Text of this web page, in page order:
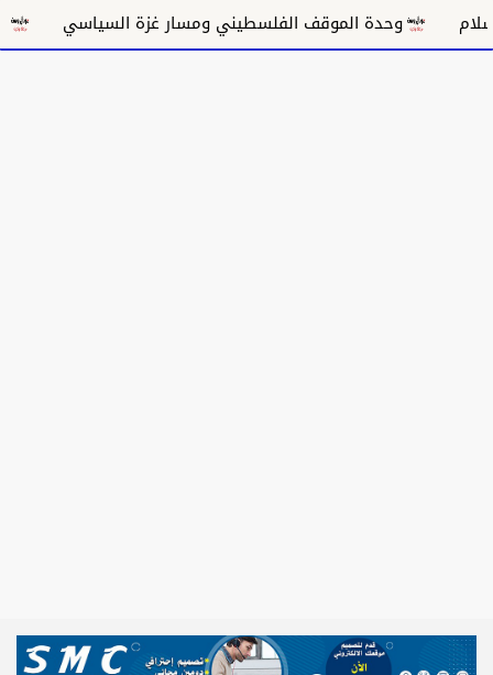
وحدة الموقف الفلسطيني ومسار غزة السياسي مكانة